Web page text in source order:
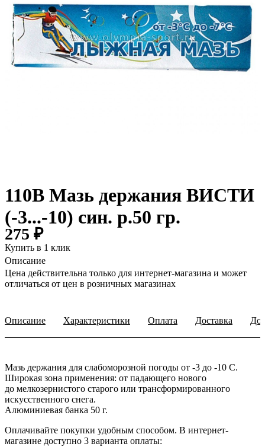
110В Мазь держания ВИСТИ
(-3...-10) син. р.50 гр.
275 ₽
Купить в 1 клик
Описание
Цена действительна только для интернет-магазина и может
отличаться от цен в розничных магазинах
Описание Характеристики Оплата Доставка
Мазь держания для слабоморозной погоды от -3 до -10 С.
Широкая зона применения: от падающего нового
до мелкозернистого старого или трансформированного
искусственного снега.
Алюминиевая банка 50 г.
Оплачивайте покупки удобным способом. В интернет-
магазине доступно 3 варианта оплаты: